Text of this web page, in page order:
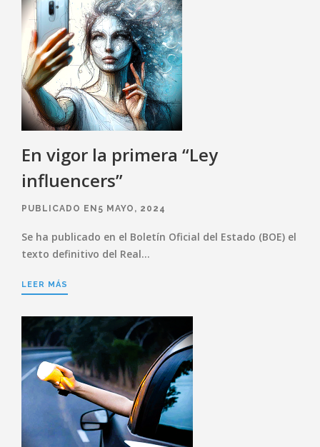
En vigor la primera “Ley
influencers”
PUBLICADO EN5 MAYO, 2024
Se ha publicado en el Boletín Oficial del Estado (BOE) el
texto definitivo del Real…
LEER MÁS